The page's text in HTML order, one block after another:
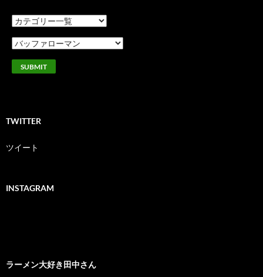
TWITTER
ツイート
INSTAGRAM
ラーメン大好き田中さん